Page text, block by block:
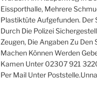
Eissporthalle, Mehrere
Plastiktüte Aufgefunden. Der
Durch Die Polizei
Zeugen, Die Angaben Zu
Machen Können Werden
Kamen Unter 02307 921
Per Mail Unter